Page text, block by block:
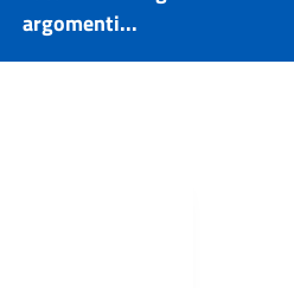
argomenti...